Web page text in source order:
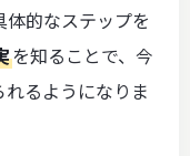
的なステップを
を知ることで、今
るようになりま